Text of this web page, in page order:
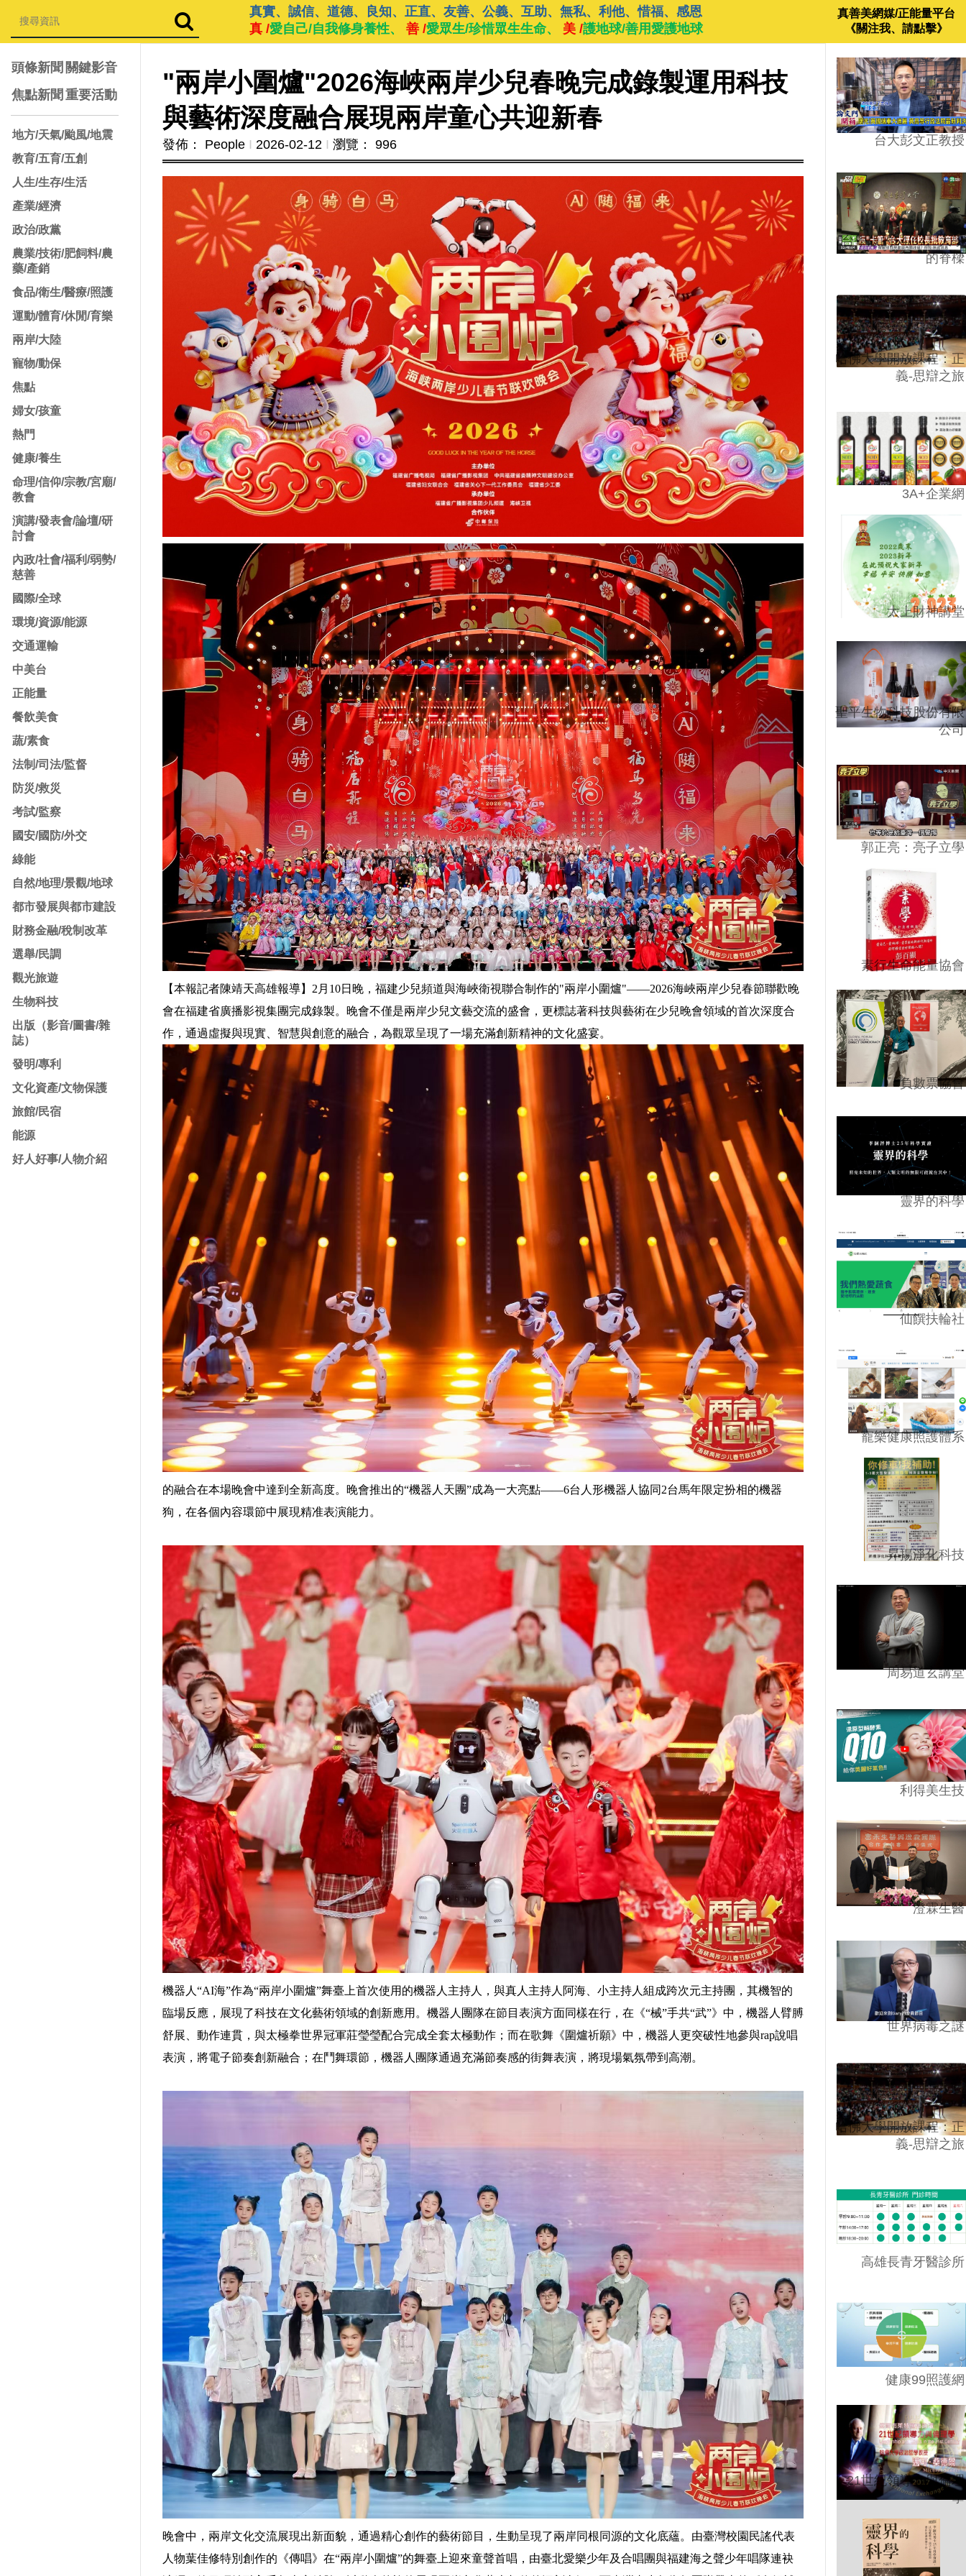
真實、誠信、道德、良知、正直、友善、公義、互助、無私、利他、惜福、感恩
真 /愛自己/自我修身養性、 善 /愛眾生/珍惜眾生生命、 美 /護地球/善用愛護地球
真善美網媒/正能量平台
《關注我、請點擊》
頭條新聞 關鍵影音
焦點新聞 重要活動
地方/天氣/颱風/地震
教育/五育/五創
人生/生存/生活
產業/經濟
政治/政黨
農業/技術/肥飼料/農
藥/產銷
食品/衛生/醫療/照護
運動/體育/休閒/育樂
兩岸/大陸
寵物/動保
焦點
婦女/孩童
熱門
健康/養生
命理/信仰/宗教/宮廟/
教會
演講/發表會/論壇/研
討會
內政/社會/福利/弱勢/
慈善
國際/全球
環境/資源/能源
交通運輸
中美台
正能量
餐飲美食
蔬/素食
法制/司法/監督
防災/救災
考試/監察
國安/國防/外交
綠能
自然/地理/景觀/地球
都市發展與都市建設
財務金融/稅制改革
選舉/民調
觀光旅遊
生物科技
出版（影音/圖書/雜
誌）
發明/專利
文化資產/文物保護
旅館/民宿
能源
好人好事/人物介紹
"兩岸小圍爐"2026海峽兩岸少兒春晚完成錄製運用科技
與藝術深度融合展現兩岸童心共迎新春
發佈： People Ι 2026-02-12 Ι 瀏覽： 996
【本報記者陳靖天高雄報導】2月10日晚，福建少兒頻道與海峽衛視聯合制作的"兩岸小圍爐"——2026海峽兩岸少兒春節聯歡晚
會在福建省廣播影視集團完成錄製。晚會不僅是兩岸少兒文藝交流的盛會，更標誌著科技與藝術在少兒晚會領域的首次深度合
作，通過虛擬與現實、智慧與創意的融合，為觀眾呈現了一場充滿創新精神的文化盛宴。
的融合在本場晚會中達到全新高度。晚會推出的“機器人天團”成為一大亮點——6台人形機器人協同2台馬年限定扮相的機器
狗，在各個內容環節中展現精准表演能力。
機器人“AI海”作為“兩岸小圍爐”舞臺上首次使用的機器人主持人，與真人主持人阿海、小主持人組成跨次元主持團，其機智的
臨場反應，展現了科技在文化藝術領域的創新應用。機器人團隊在節目表演方面同樣在行，在《“械”手共“武”》中，機器人臂膊
舒展、動作連貫，與太極拳世界冠軍莊瑩瑩配合完成全套太極動作；而在歌舞《圍爐祈願》中，機器人更突破性地參與rap說唱
表演，將電子節奏創新融合；在鬥舞環節，機器人團隊通過充滿節奏感的街舞表演，將現場氣氛帶到高潮。
晚會中，兩岸文化交流展現出新面貌，通過精心創作的藝術節目，生動呈現了兩岸同根同源的文化底蘊。由臺灣校園民謠代表
人物葉佳修特別創作的《傳唱》在“兩岸小圍爐”的舞臺上迎來童聲首唱，由臺北愛樂少年及合唱團與福建海之聲少年唱隊連袂
台大彭文正教授
台學版的54/64》大學
的脊樑
哈佛大學開放課程：正
義-思辯之旅
3A+企業網
太上財神講堂
聖平生物科技股份有限
公司
郭正亮：亮子立學
素行生命能量協會
負數票協會
靈界的科學
仙饌扶輪社
寵樂健康照護體系
昇揚淨化科技
周易道玄講堂
利得美生技
澄霖生醫
世界病毒之謎
哈佛大學開放課程：正
義-思辯之旅
高雄長青牙醫診所
健康99照護網
21世紀領導力與倫理
學